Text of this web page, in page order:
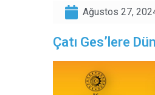
Ağustos 27,
Çatı Ges’lere